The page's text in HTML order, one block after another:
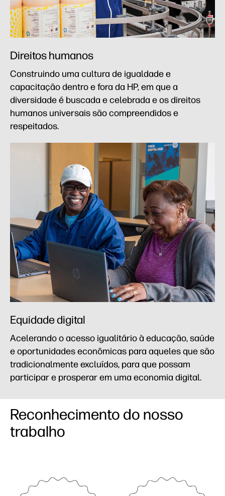
Direitos humanos
Construindo uma cultura de igualdade e
capacitação dentro e fora da HP, em que a
diversidade é buscada e celebrada e os direitos
humanos universais são compreendidos e
respeitados.
Equidade digital
Acelerando o acesso igualitário à educação, saúde
e oportunidades econômicas para aqueles que são
tradicionalmente excluídos, para que possam
participar e prosperar em uma economia digital.
Reconhecimento do nosso
trabalho